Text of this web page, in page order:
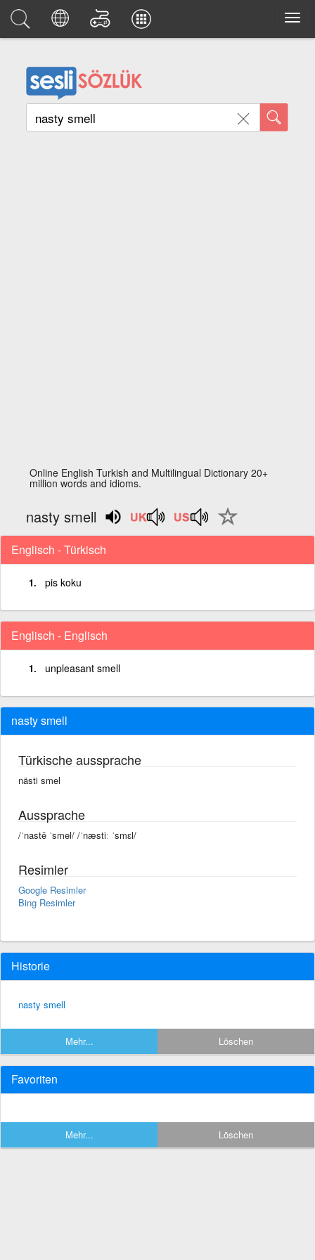
Online English Turkish and Multilingual Dictionary 20+
million words and idioms.
nasty smell
Englisch - Türkisch
pis koku
Englisch - Englisch
unpleasant smell
nasty smell
Türkische aussprache
nästi smel
Aussprache
/ˈnastē ˈsmel/ /ˈnæstiː ˈsmɛl/
Resimler
Google Resimler
Bing Resimler
Historie
nasty smell
Mehr... Löschen
Favoriten
Mehr... Löschen